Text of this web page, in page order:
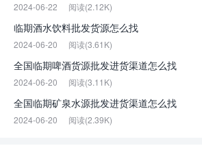
2024-06-22 阅读(2.12K)
临期酒水饮料批发货源怎么找
2024-06-20 阅读(3.61K)
全国临期啤酒货源批发进货渠道怎么找
2024-06-20 阅读(3.11K)
全国临期矿泉水源批发进货渠道怎么找
2024-06-20 阅读(2.39K)